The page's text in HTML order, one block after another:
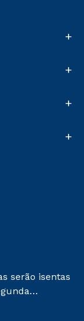
+
+
+
+
serão isentas